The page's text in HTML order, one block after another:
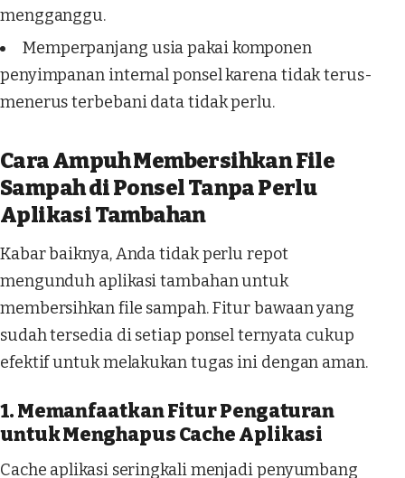
mengganggu.
Memperpanjang usia pakai komponen
penyimpanan internal ponsel karena tidak terus-
menerus terbebani data tidak perlu.
Cara Ampuh Membersihkan File
Sampah di Ponsel Tanpa Perlu
Aplikasi Tambahan
Kabar baiknya, Anda tidak perlu repot
mengunduh aplikasi tambahan untuk
membersihkan file sampah. Fitur bawaan yang
sudah tersedia di setiap ponsel ternyata cukup
efektif untuk melakukan tugas ini dengan aman.
1. Memanfaatkan Fitur Pengaturan
untuk Menghapus Cache Aplikasi
Cache aplikasi seringkali menjadi penyumbang